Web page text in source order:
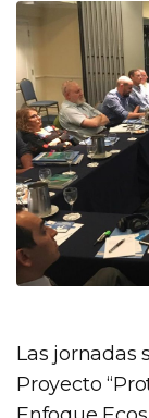
Las jornadas
Proyecto